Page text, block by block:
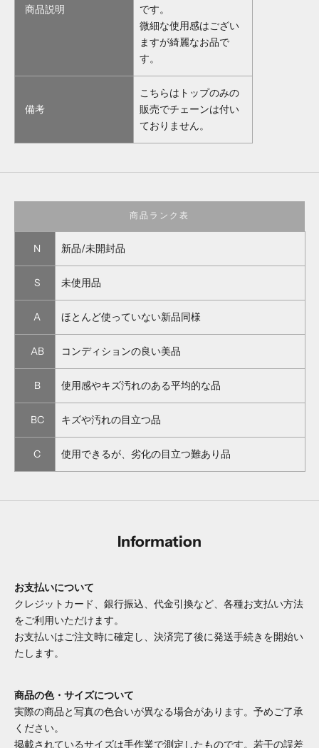
商品説明
です。
微細な使用感はござい
ますが綺麗なお品で
す。
備考
こちらはトップのみの
販売でチェーンは付い
ておりません。
商品ランク表
N 新品/未開封品
S 未使用品
A ほとんど使っていない新品同様
AB コンディションの良い美品
B 使用感やキズ汚れのある平均的な品
BC キズや汚れの目立つ品
C 使用できるが、劣化の目立つ難あり品
Information
お支払いについて
クレジットカード、銀行振込、代金引換など、各種お支払い方法
をご利用いただけます。
お支払いはご注文時に確定し、決済完了後に発送手続きを開始い
たします。
商品の色・サイズについて
実際の商品と写真の色合いが異なる場合があります。予めご了承
ください。
掲載されているサイズは手作業で測定したものです。若干の誤差